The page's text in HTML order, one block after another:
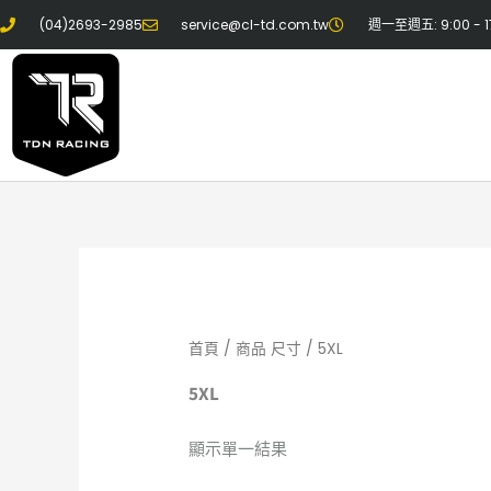
跳
容
(04)2693-2985 service@cl-td.com.tw 週一至週五: 9:00 -
首頁 / 商品 尺寸 / 5XL
5XL
顯示單一結果